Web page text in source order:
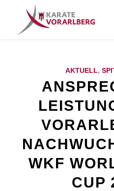
AKTUELL,
WKF
CUP